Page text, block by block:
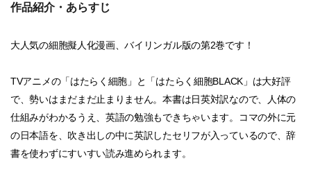
作品紹介・あらすじ
大人気の細胞擬人化漫画、バイリンガル版の第2巻です！
TVアニメの「はたらく細胞」と「はたらく細胞BLACK」は大好評
で、勢いはまだまだ止まりません。本書は日英対訳なので、人体の
仕組みがわかるうえ、英語の勉強もできちゃいます。コマの外に元
の日本語を、吹き出しの中に英訳したセリフが入っているので、辞
書を使わずにすいすい読み進められます。